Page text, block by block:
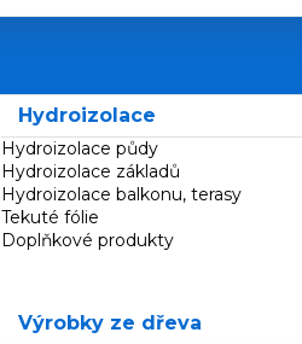
Hydroizolace
Hydroizolace půdy
Hydroizolace základů
Hydroizolace balkonu, terasy
Tekuté fólie
Doplňkové produkty
Výrobky ze dřeva